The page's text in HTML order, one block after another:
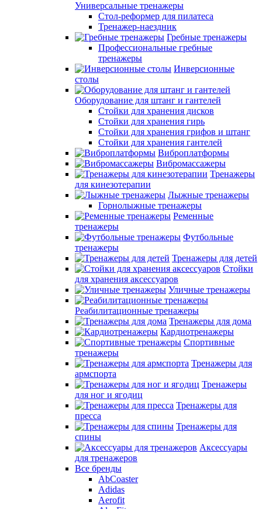
Универсальные тренажеры
Стол-реформер для пилатеса
Тренажер-наездник
Гребные тренажеры
Профессиональные гребные
тренажеры
Инверсионные
столы
Оборудование для штанг и гантелей
Стойки для хранения дисков
Стойки для хранения гирь
Стойки для хранения грифов и штанг
Стойки для хранения гантелей
Виброплатформы
Вибромассажеры
Тренажеры
для кинезотерапии
Лыжные тренажеры
Горнолыжные тренажеры
Ременные
тренажеры
Футбольные
тренажеры
Тренажеры для детей
Стойки
для хранения аксессуаров
Уличные тренажеры
Реабилитационные тренажеры
Тренажеры для дома
Кардиотренажеры
Спортивные
тренажеры
Тренажеры для
армспорта
Тренажеры
для ног и ягодиц
Тренажеры для
пресса
Тренажеры для
спины
Аксессуары
для тренажеров
Все бренды
AbCoaster
Adidas
Aerofit